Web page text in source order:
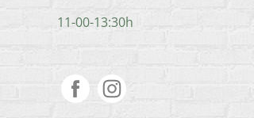
11-00-13:30h